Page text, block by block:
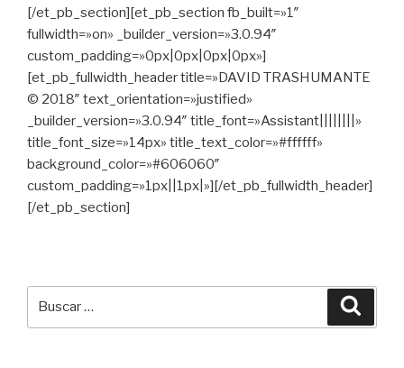
[/et_pb_section][et_pb_section fb_built=»1″
fullwidth=»on» _builder_version=»3.0.94″
custom_padding=»0px|0px|0px|0px»]
[et_pb_fullwidth_header title=»DAVID TRASHUMANTE
© 2018″ text_orientation=»justified»
_builder_version=»3.0.94″ title_font=»Assistant||||||||»
title_font_size=»14px» title_text_color=»#ffffff»
background_color=»#606060″
custom_padding=»1px||1px|»][/et_pb_fullwidth_header]
[/et_pb_section]